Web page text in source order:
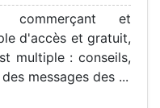
commerçant et
d'accès et gratuit,
multiple : conseils,
messages des ...